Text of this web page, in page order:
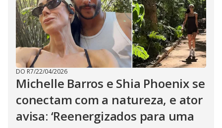
DO R7/22/04/2026
Michelle Barros e Shia Phoenix se
conectam com a natureza, e ator
avisa: ‘Reenergizados para uma